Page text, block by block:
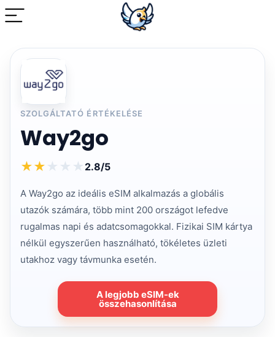
SZOLGÁLTATÓ ÉRTÉKELÉSE
Way2go
★★ ★ ★ ★ 2.8/5
A Way2go az ideális eSIM alkalmazás a globális
utazók számára, több mint 200 országot lefedve
rugalmas napi és adatcsomagokkal. Fizikai SIM kártya
nélkül egyszerűen használható, tökéletes üzleti
utakhoz vagy távmunka esetén.
A legjobb eSIM-ek
összehasonlítása